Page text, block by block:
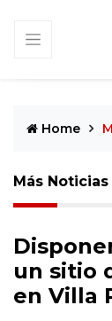
Home
Más Noticias
un sitio
en Villa